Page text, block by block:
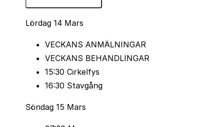
Lördag 14 Mars
VECKANS ANMÄLNINGAR
VECKANS BEHANDLINGAR
15:30 Cirkelfys
16:30 Stavgång
Söndag 15 Mars